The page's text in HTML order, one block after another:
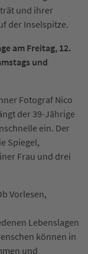
und ihrer
der Inselspitze.
am Freitag, 12.
und
Fotograf Nico
der 39-Jährige
ein. Der
Spiegel,
Frau und drei
Vorlesen,
Lebenslagen
können in
und